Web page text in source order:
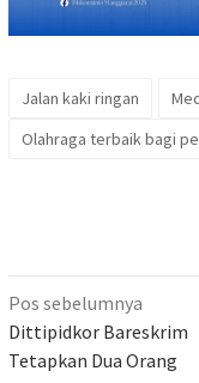
Jalan kaki ringan
Olahraga terbaik bagi
Navigasi
pos
Pos sebelumnya
Dittipidkor Bareskrim
Tetapkan Dua Orang